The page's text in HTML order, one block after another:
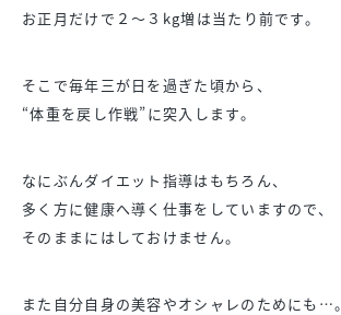
お正月だけで２〜３kg増は当たり前です。
そこで毎年三が日を過ぎた頃から、
“体重を戻し作戦”に突入します。
なにぶんダイエット指導はもちろん、
多く方に健康へ導く仕事をしていますので、
そのままにはしておけません。
また自分自身の美容やオシャレのためにも…。